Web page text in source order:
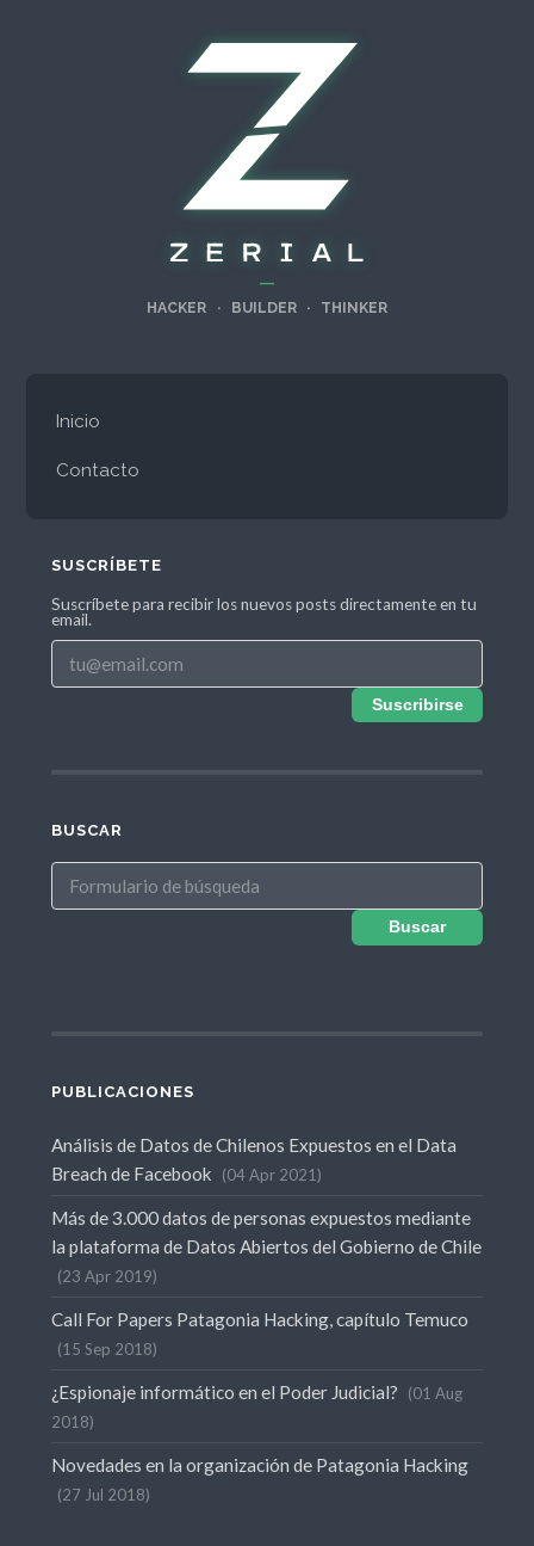
—
HACKER · BUILDER · THINKER
Inicio
Contacto
SUSCRÍBETE
Suscríbete para recibir los nuevos posts directamente en tu
email.
Suscribirse
BUSCAR
Buscar
PUBLICACIONES
Análisis de Datos de Chilenos Expuestos en el Data
Breach de Facebook
04 Apr 2021
Más de 3.000 datos de personas expuestos mediante
la plataforma de Datos Abiertos del Gobierno de Chile
23 Apr 2019
Call For Papers Patagonia Hacking, capítulo Temuco
15 Sep 2018
¿Espionaje informático en el Poder Judicial?
01 Aug
2018
Novedades en la organización de Patagonia Hacking
27 Jul 2018